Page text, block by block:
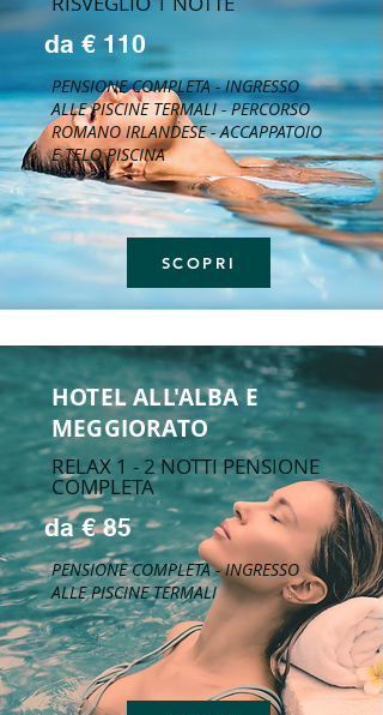
da € 110
PENSIONE COMPLETA - INGRESSO
ALLE PISCINE TERMALI - PERCORSO
ROMANO IRLANDESE - ACCAPPATOIO
E TELO PISCINA
SCOPRI
HOTEL ALL'ALBA E
MEGGIORATO
RELAX 1 - 2 NOTTI PENSIONE
COMPLETA
da € 85
PENSIONE COMPLETA - INGRESSO
ALLE PISCINE TERMALI